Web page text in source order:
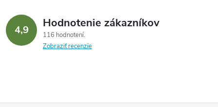
4,9 Hodnotenie zákazníkov
116 hodnotení
Zobraziť recenzie